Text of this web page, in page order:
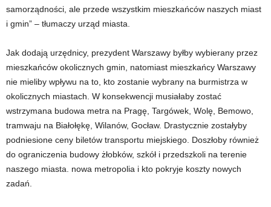
samorządności, ale przede wszystkim mieszkańców naszych miast
i gmin” – tłumaczy urząd miasta.
Jak dodają urzędnicy, prezydent Warszawy byłby wybierany przez
mieszkańców okolicznych gmin, natomiast mieszkańcy Warszawy
nie mieliby wpływu na to, kto zostanie wybrany na burmistrza w
okolicznych miastach. W konsekwencji musiałaby zostać
wstrzymana budowa metra na Pragę, Targówek, Wolę, Bemowo,
tramwaju na Białołękę, Wilanów, Gocław. Drastycznie zostałyby
podniesione ceny biletów transportu miejskiego. Doszłoby również
do ograniczenia budowy żłobków, szkół i przedszkoli na terenie
naszego miasta. nowa metropolia i kto pokryje koszty nowych
zadań.